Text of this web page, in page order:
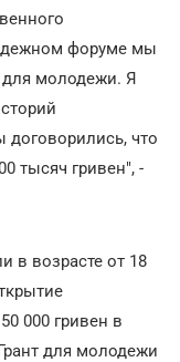
форуме мы
для молодежи. Я
договорились, что
тысяч гривен", -
в возрасте от 18
000 гривен в
для молодежи